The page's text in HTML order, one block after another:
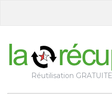
Réutilisation